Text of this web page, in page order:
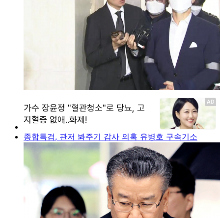
종합특검, 관저 봐주기 감사 의혹 유병호 구속기소